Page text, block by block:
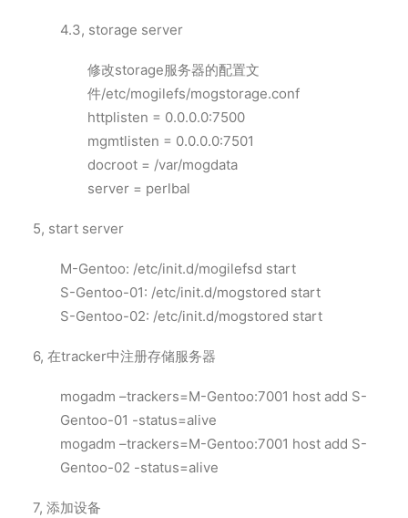
4.3, storage server
修改storage服务器的配置文
件/etc/mogilefs/mogstorage.conf
httplisten = 0.0.0.0:7500
mgmtlisten = 0.0.0.0:7501
docroot = /var/mogdata
server = perlbal
5, start server
M-Gentoo: /etc/init.d/mogilefsd start
S-Gentoo-01: /etc/init.d/mogstored start
S-Gentoo-02: /etc/init.d/mogstored start
6, 在tracker中注册存储服务器
mogadm –trackers=M-Gentoo:7001 host add S-
Gentoo-01 -status=alive
mogadm –trackers=M-Gentoo:7001 host add S-
Gentoo-02 -status=alive
7, 添加设备